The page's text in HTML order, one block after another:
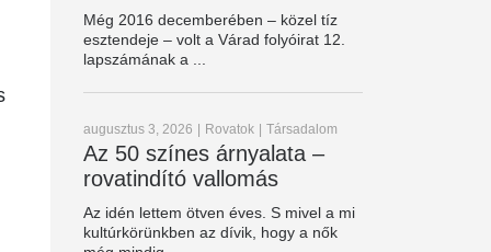
Még 2016 decemberében – közel tíz
esztendeje – volt a Várad folyóirat 12.
lapszámának a ...
augusztus 3, 2026 Rovatok Társadalom
Az 50 színes árnyalata –
rovatindító vallomás
Az idén lettem ötven éves. S mivel a mi
kultúrkörünkben az dívik, hogy a nők